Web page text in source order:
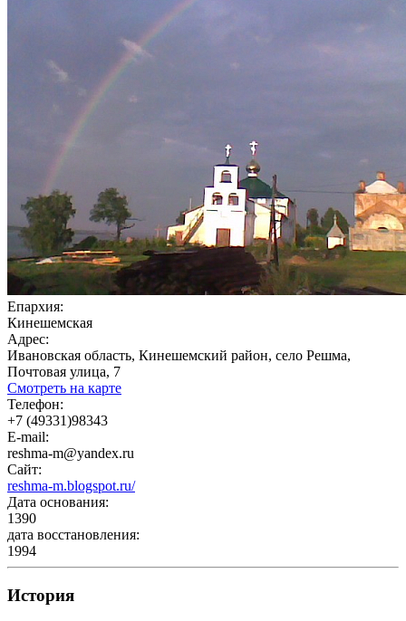
Епархия:
Кинешемская
Адрес:
Ивановская область, Кинешемский район, село Решма,
Почтовая улица, 7
Смотреть на карте
Телефон:
+7 (49331)98343
E-mail:
reshma-m@yandex.ru
Сайт:
reshma-m.blogspot.ru/
Дата основания:
1390
дата восстановления:
1994
История